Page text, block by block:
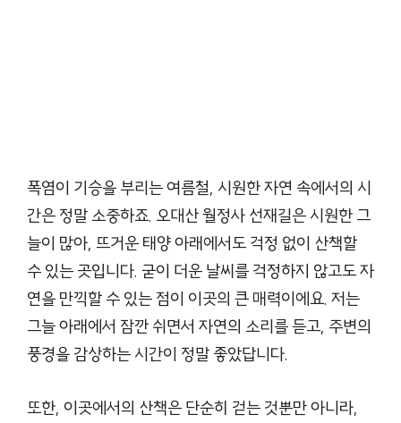
폭염이 기승을 부리는 여름철, 시원한 자연 속에서의 시
간은 정말 소중하죠. 오대산 월정사 선재길은 시원한 그
늘이 많아, 뜨거운 태양 아래에서도 걱정 없이 산책할
수 있는 곳입니다. 굳이 더운 날씨를 걱정하지 않고도 자
연을 만끽할 수 있는 점이 이곳의 큰 매력이에요. 저는
그늘 아래에서 잠깐 쉬면서 자연의 소리를 듣고, 주변의
풍경을 감상하는 시간이 정말 좋았답니다.
또한, 이곳에서의 산책은 단순히 걷는 것뿐만 아니라,